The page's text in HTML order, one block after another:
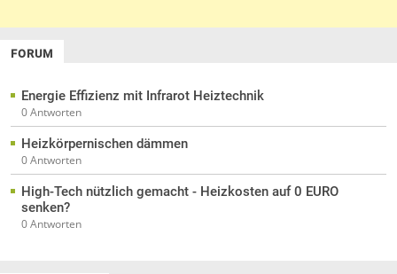
FORUM
Energie Effizienz mit Infrarot Heiztechnik
0 Antworten
Heizkörpernischen dämmen
0 Antworten
High-Tech nützlich gemacht - Heizkosten auf 0 EURO
senken?
0 Antworten